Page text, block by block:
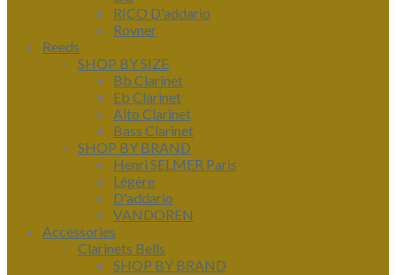
RICO D'addario
Rovner
Reeds
SHOP BY SIZE
Bb Clarinet
Eb Clarinet
Alto Clarinet
Bass Clarinet
SHOP BY BRAND
Henri SELMER Paris
Légère
D'addario
VANDOREN
Accessories
Clarinets Bells
SHOP BY BRAND